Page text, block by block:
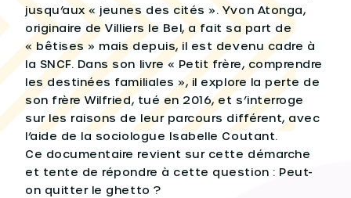
jusqu’aux « jeunes des cités ». Yvon Atonga,
originaire de Villiers le Bel, a fait sa part de
« bêtises » mais depuis, il est devenu cadre à
la SNCF. Dans son livre « Petit frère, comprendre
les destinées familiales », il explore la perte de
son frère Wilfried, tué en 2016, et s’interroge
sur les raisons de leur parcours différent, avec
l’aide de la sociologue Isabelle Coutant.
Ce documentaire revient sur cette démarche
et tente de répondre à cette question : Peut-
on quitter le ghetto ?